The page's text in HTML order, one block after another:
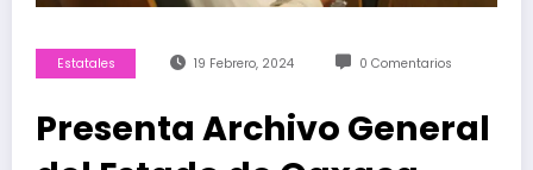
Estatales 19 Febrero, 2024 0 Comentarios
Presenta Archivo General